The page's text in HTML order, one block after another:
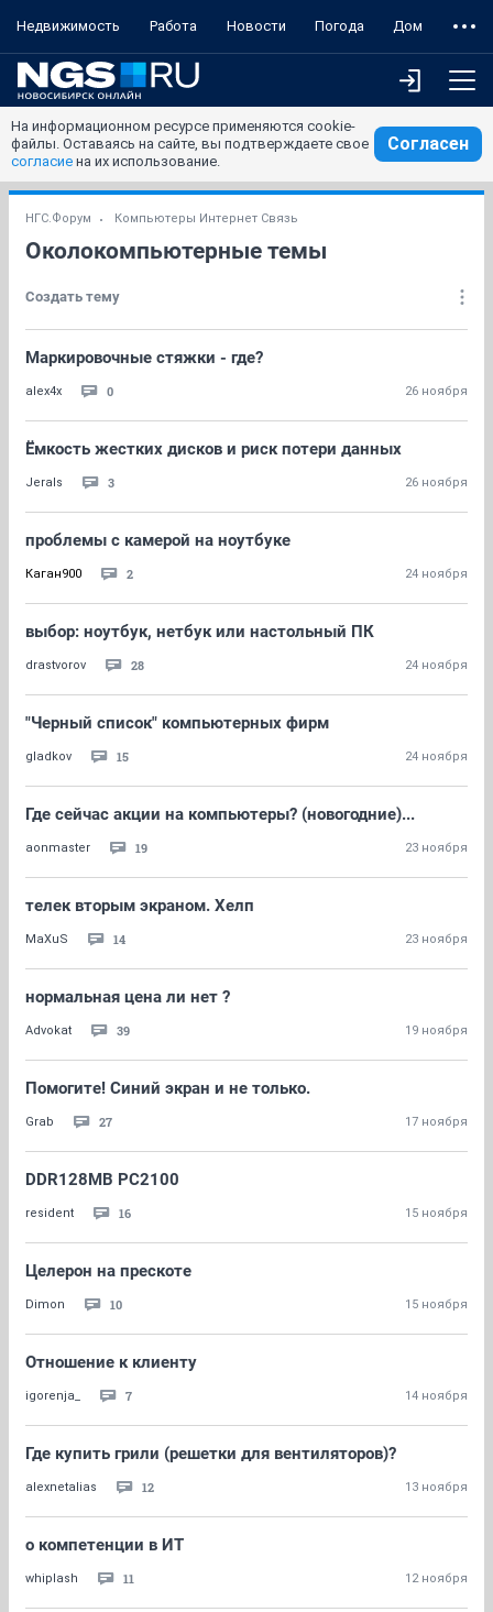
Недвижимость Работа Новости Погода Дом
На информационном ресурсе применяются cookie-
файлы. Оставаясь на сайте, вы подтверждаете свое
согласие на их использование.
Согласен
НГС.Форум Компьютеры Интернет Связь
Околокомпьютерные темы
Создать тему
Маркировочные стяжки - где?
alex4x 0 26 ноября
Ёмкость жестких дисков и риск потери данных
Jerals 3 26 ноября
проблемы с камерой на ноутбуке
Каган900 2 24 ноября
выбор: ноутбук, нетбук или настольный ПК
drastvorov 28 24 ноября
"Черный список" компьютерных фирм
gladkov 15 24 ноября
Где сейчас акции на компьютеры? (новогодние)...
aonmaster 19 23 ноября
телек вторым экраном. Хелп
MaXuS 14 23 ноября
нормальная цена ли нет ?
Advokat 39 19 ноября
Помогите! Синий экран и не только.
Grab 27 17 ноября
DDR128MB PC2100
resident 16 15 ноября
Целерон на прескоте
Dimon 10 15 ноября
Отношение к клиенту
igorenja_ 7 14 ноября
Где купить грили (решетки для вентиляторов)?
alexnetalias 12 13 ноября
о компетенции в ИТ
whiplash 11 12 ноября